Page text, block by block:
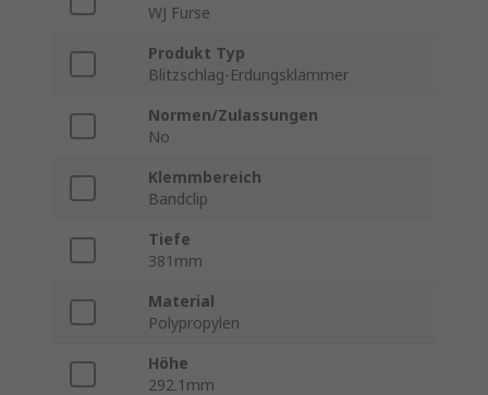
WJ Furse
Produkt Typ
Blitzschlag-Erdungsklammer
Normen/Zulassungen
No
Klemmbereich
Bandclip
Tiefe
381mm
Material
Polypropylen
Höhe
292.1mm